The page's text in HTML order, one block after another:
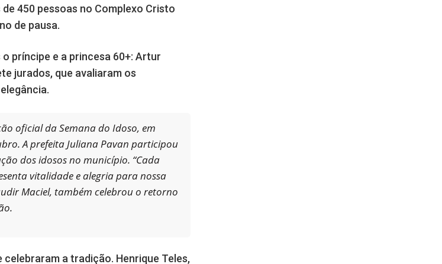
450 pessoas no Complexo Cristo
de pausa.
príncipe e a princesa 60+: Artur
jurados, que avaliaram os
oficial da Semana do Idoso, em
A prefeita Juliana Pavan participou
dos idosos no município. “Cada
vitalidade e alegria para nossa
Maciel, também celebrou o retorno
a tradição. Henrique Teles,